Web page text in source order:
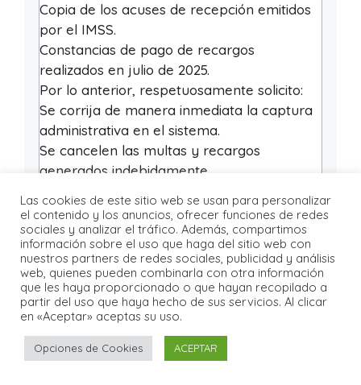
Copia de los acuses de recepción emitidos
por el IMSS.
Constancias de pago de recargos
realizados en julio de 2025.
Por lo anterior, respetuosamente solicito:
Se corrija de manera inmediata la captura
administrativa en el sistema.
Se cancelen las multas y recargos
generados indebidamente.
pagado en exceso por concepto de
recargos, equivalente a74,500 pesos.
En espera de una pronta respuesta,
agradezco la atención prestada.
Atentamente,[Firma]
María Fernanda López Castillo
Occidente S.A. de C.V.
Las cookies de este sitio web se usan para personalizar
el contenido y los anuncios, ofrecer funciones de redes
sociales y analizar el tráfico. Además, compartimos
información sobre el uso que haga del sitio web con
nuestros partners de redes sociales, publicidad y análisis
web, quienes pueden combinarla con otra información
que les haya proporcionado o que hayan recopilado a
partir del uso que haya hecho de sus servicios. Al clicar
en «Aceptar» aceptas su uso.
Opciones de Cookies ACEPTAR